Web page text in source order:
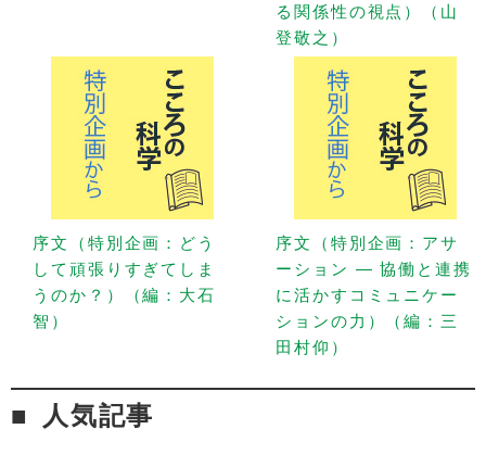
る関係性の視点）（山
登敬之）
序文（特別企画：どう
して頑張りすぎてしま
うのか？）（編：大石
智）
序文（特別企画：アサ
ーション — 協働と連携
に活かすコミュニケー
ションの力）（編：三
田村仰）
人気記事